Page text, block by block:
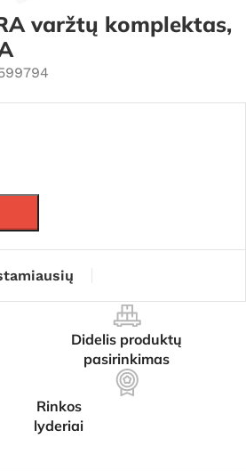
varžtų komplektas,
Didelis produktų
pasirinkimas
Rinkos
lyderiai